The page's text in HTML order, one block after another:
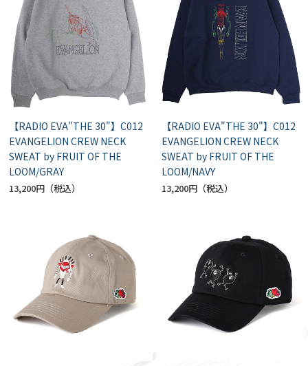
【RADIO EVA"THE 30"】C012
EVANGELION CREW NECK
SWEAT by FRUIT OF THE
LOOM/GRAY
13,200円
【RADIO EVA"THE 30"】C012
EVANGELION CREW NECK
SWEAT by FRUIT OF THE
LOOM/NAVY
13,200円